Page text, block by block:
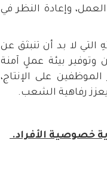
وإعادة النظر في
التي لا بد أن تنبثق عن
بيئة عملٍ آمنة
على الإنتاج،
رفاهية الشعب.
خصوصية الأفراد.